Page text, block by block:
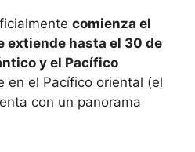
comienza el
extiende hasta el 30 de
y el Pacífico
en el Pacífico oriental (el
con un panorama